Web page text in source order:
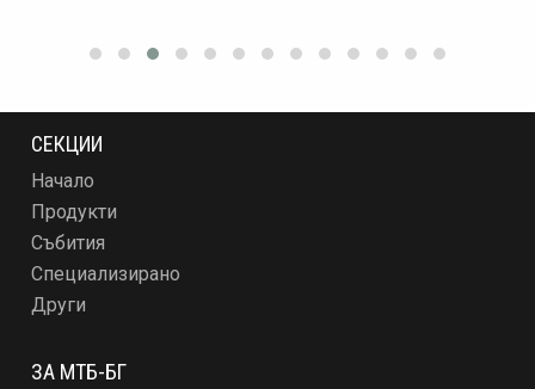
СЕКЦИИ
Начало
Продукти
Събития
Специализирано
Други
ЗА МТБ-БГ